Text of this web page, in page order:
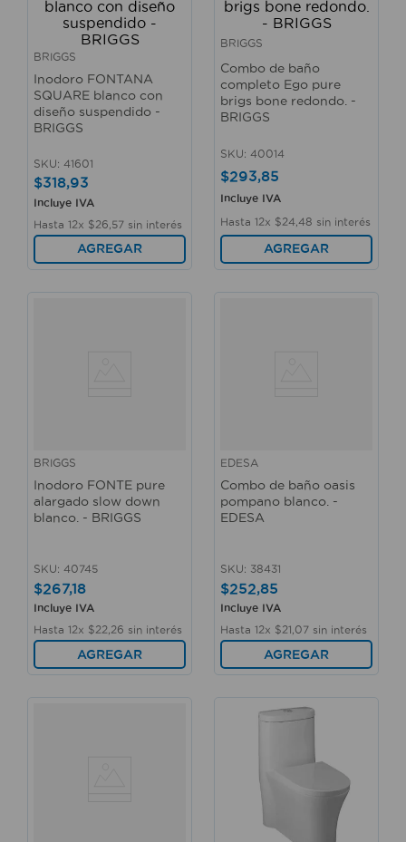
BRIGGS
Inodoro FONTANA
SQUARE blanco con
diseño suspendido -
BRIGGS
SKU: 41601
$318,93
Incluye IVA
Hasta 12x $26 57 sin interés
AGREGAR
BRIGGS
Combo de baño
completo Ego pure
brigs bone redondo. -
BRIGGS
SKU: 40014
$293,85
Incluye IVA
Hasta 12x $24 48 sin interés
AGREGAR
BRIGGS
Inodoro FONTE pure
alargado slow down
blanco. - BRIGGS
SKU: 40745
$267,18
Incluye IVA
Hasta 12x $22 26 sin interés
AGREGAR
EDESA
Combo de baño oasis
pompano blanco. -
EDESA
SKU: 38431
$252,85
Incluye IVA
Hasta 12x $21 07 sin interés
AGREGAR